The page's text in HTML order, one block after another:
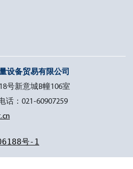
设备贸易有限公司
号新意城B幢106室
：021-60907259
号-1